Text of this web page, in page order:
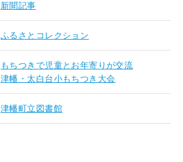
新聞記事
ふるさとコレクション
もちつきで児童とお年寄りが交流
津幡・太白台小もちつき大会
津幡町立図書館